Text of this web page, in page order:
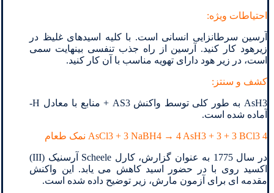
احتیاطات ویژه:
آرسین سرطانزایی انسانی است. با کلیه اسیدهای غلیظ در
زیرهود کار کنید. آرسین از راه جذب تنفسی بینهایت سمی
است، در زیر هود دارای تهویه مناسب با آن کار کنید.
کشف و سنتز:
AsH3 به طور کلی توسط واکنش AS3 + منابع با معادل H-
آماده شده است.
4 AsCl3 + 3 NaBH4 → 4 AsH3 + 3 + 3 BCl3 نمک طعام
در سال 1775 به عنوان گزارش، کارل Scheele آرسنیک (III)
اکسید روی با در حضور اسید کاهش می یابد. این واکنش
مقدمه ای برای آزمون مارش، زیر توضیح داده شده است.